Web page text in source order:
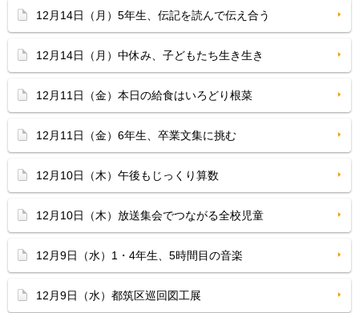
12月14日（月）5年生、伝記を読んで伝え合う
12月14日（月）中休み、子どもたち生き生き
12月11日（金）本日の給食はいろどり根菜
12月11日（金）6年生、卒業文集に挑む
12月10日（木）午後もじっくり算数
12月10日（木）放送集会でつながる全校児童
12月9日（水）1・4年生、5時間目の音楽
12月9日（水）都筑区巡回図工展